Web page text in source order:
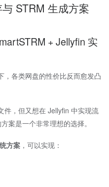
STRM 生成方案
+ Jellyfin 实
，各类网盘的性价比反而愈发凸
件，但又想在 Jellyfin 中实现流
案是一个非常理想的选择。
方案 ，可以实现：